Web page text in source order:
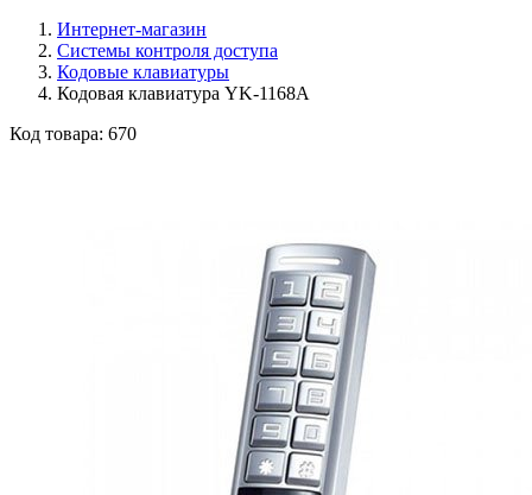
Интернет-магазин
Системы контроля доступа
Кодовые клавиатуры
Кодовая клавиатура YK-1168A
Код товара: 670